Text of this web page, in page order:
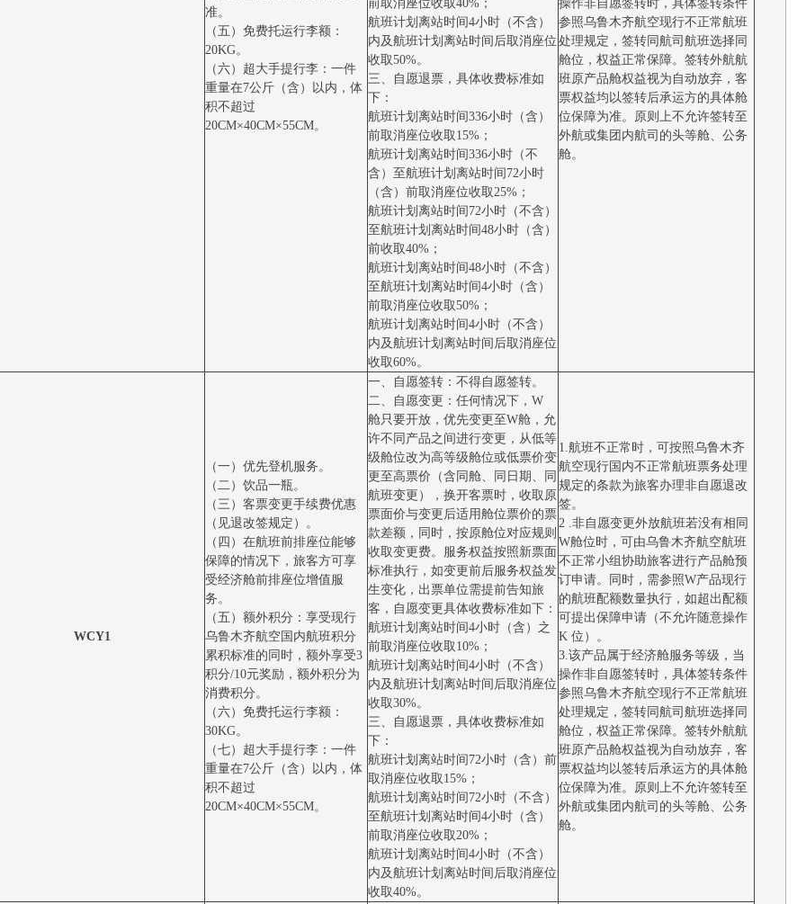
准。
（五）免费托运行李额：
20KG。
（六）超大手提行李：一件
重量在7公斤（含）以内，体
积不超过
20CM×40CM×55CM。
前取消座位收取40%；
航班计划离站时间4小时（不含）
内及航班计划离站时间后取消座位
收取50%。
三、自愿退票，具体收费标准如
下：
航班计划离站时间336小时（含）
前取消座位收取15%；
航班计划离站时间336小时（不
含）至航班计划离站时间72小时
（含）前取消座位收取25%；
航班计划离站时间72小时（不含）
至航班计划离站时间48小时（含）
前收取40%；
航班计划离站时间48小时（不含）
至航班计划离站时间4小时（含）
前取消座位收取50%；
航班计划离站时间4小时（不含）
内及航班计划离站时间后取消座位
收取60%。
操作非自愿签转时，具体签转条件
参照乌鲁木齐航空现行不正常航班
处理规定，签转同航司航班选择同
舱位，权益正常保障。签转外航航
班原产品舱权益视为自动放弃，客
票权益均以签转后承运方的具体舱
位保障为准。原则上不允许签转至
外航或集团内航司的头等舱、公务
舱。
WCY1
（一）优先登机服务。
（二）饮品一瓶。
（三）客票变更手续费优惠
（见退改签规定）。
（四）在航班前排座位能够
保障的情况下，旅客方可享
受经济舱前排座位增值服
务。
（五）额外积分：享受现行
乌鲁木齐航空国内航班积分
累积标准的同时，额外享受3
积分/10元奖励，额外积分为
消费积分。
（六）免费托运行李额：
30KG。
（七）超大手提行李：一件
重量在7公斤（含）以内，体
积不超过
20CM×40CM×55CM。
一、自愿签转：不得自愿签转。
二、自愿变更：任何情况下，W
舱只要开放，优先变更至W舱，允
许不同产品之间进行变更，从低等
级舱位改为高等级舱位或低票价变
更至高票价（含同舱、同日期、同
航班变更），换开客票时，收取原
票面价与变更后适用舱位票价的票
款差额，同时，按原舱位对应规则
收取变更费。服务权益按照新票面
标准执行，如变更前后服务权益发
生变化，出票单位需提前告知旅
客，自愿变更具体收费标准如下：
航班计划离站时间4小时（含）之
前取消座位收取10%；
航班计划离站时间4小时（不含）
内及航班计划离站时间后取消座位
收取30%。
三、自愿退票，具体收费标准如
下：
航班计划离站时间72小时（含）前
取消座位收取15%；
航班计划离站时间72小时（不含）
至航班计划离站时间4小时（含）
前取消座位收取20%；
航班计划离站时间4小时（不含）
内及航班计划离站时间后取消座位
收取40%。
1.航班不正常时，可按照乌鲁木齐
航空现行国内不正常航班票务处理
规定的条款为旅客办理非自愿退改
签。
2 .非自愿变更外放航班若没有相同
W舱位时，可由乌鲁木齐航空航班
不正常小组协助旅客进行产品舱预
订申请。同时，需参照W产品现行
的航班配额数量执行，如超出配额
可提出保障申请（不允许随意操作
K 位）。
3.该产品属于经济舱服务等级，当
操作非自愿签转时，具体签转条件
参照乌鲁木齐航空现行不正常航班
处理规定，签转同航司航班选择同
舱位，权益正常保障。签转外航航
班原产品舱权益视为自动放弃，客
票权益均以签转后承运方的具体舱
位保障为准。原则上不允许签转至
外航或集团内航司的头等舱、公务
舱。